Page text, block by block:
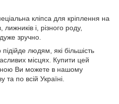
кліпса для кріплення на
і, різного роду,
зручно.
людям, які більшість
місцях. Купити цей
Ви можете в нашому
та по всій Україні.